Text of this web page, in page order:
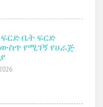
ቤት ፍርድ
የሚገኝ የሀራጅ